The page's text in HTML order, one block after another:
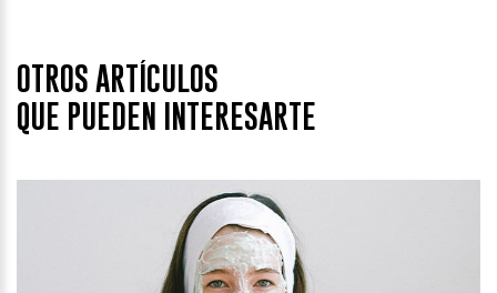
OTROS ARTÍCULOS
QUE PUEDEN INTERESARTE